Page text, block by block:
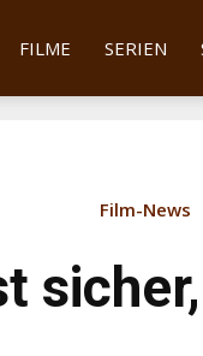
FILME SERIEN
Film-News